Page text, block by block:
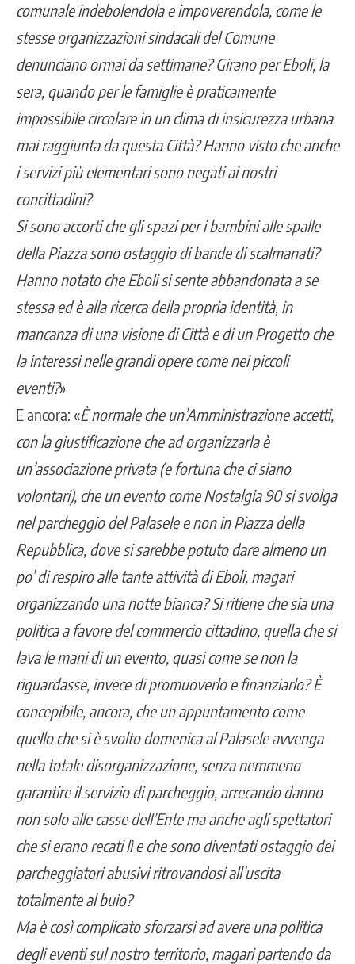
comunale indebolendola e impoverendola, come le
stesse organizzazioni sindacali del Comune
denunciano ormai da settimane? Girano per Eboli, la
sera, quando per le famiglie è praticamente
impossibile circolare in un clima di insicurezza urbana
mai raggiunta da questa Città? Hanno visto che anche
i servizi più elementari sono negati ai nostri
concittadini?
Si sono accorti che gli spazi per i bambini alle spalle
della Piazza sono ostaggio di bande di scalmanati?
Hanno notato che Eboli si sente abbandonata a se
stessa ed è alla ricerca della propria identità, in
mancanza di una visione di Città e di un Progetto che
la interessi nelle grandi opere come nei piccoli
eventi?»
E ancora: «È normale che un’Amministrazione accetti,
con la giustificazione che ad organizzarla è
un’associazione privata (e fortuna che ci siano
volontari), che un evento come Nostalgia 90 si svolga
nel parcheggio del Palasele e non in Piazza della
Repubblica, dove si sarebbe potuto dare almeno un
po’ di respiro alle tante attività di Eboli, magari
organizzando una notte bianca? Si ritiene che sia una
politica a favore del commercio cittadino, quella che si
lava le mani di un evento, quasi come se non la
riguardasse, invece di promuoverlo e finanziarlo? È
concepibile, ancora, che un appuntamento come
quello che si è svolto domenica al Palasele avvenga
nella totale disorganizzazione, senza nemmeno
garantire il servizio di parcheggio, arrecando danno
non solo alle casse dell’Ente ma anche agli spettatori
che si erano recati lì e che sono diventati ostaggio dei
parcheggiatori abusivi ritrovandosi all’uscita
totalmente al buio?
Ma è così complicato sforzarsi ad avere una politica
degli eventi sul nostro territorio, magari partendo da